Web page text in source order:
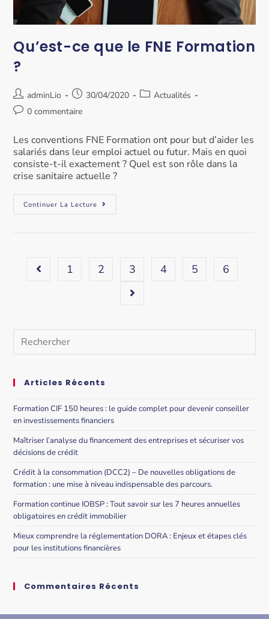
Qu’est-ce que le FNE Formation
?
adminLio 30/04/2020
Actualités
0 commentaire
Les conventions FNE Formation ont pour but d’aider les
salariés dans leur emploi actuel ou futur. Mais en quoi
consiste-t-il exactement ? Quel est son rôle dans la
crise sanitaire actuelle ?
Continuer La Lecture
1 2 3 4 5 6
Articles Récents
Formation CIF 150 heures : le guide complet pour devenir conseiller
en investissements financiers
Maîtriser l’analyse du financement des entreprises et sécuriser vos
décisions de crédit
Crédit à la consommation (DCC2) – De nouvelles obligations de
formation : une mise à niveau indispensable des parcours.
Formation continue IOBSP : Tout savoir sur les 7 heures annuelles
obligatoires en crédit immobilier
Mieux comprendre la réglementation DORA : Enjeux et étapes clés
pour les institutions financières
Commentaires Récents